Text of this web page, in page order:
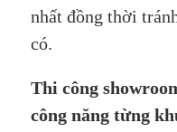
nhất đồng thời
có.
Thi công
công năng từng